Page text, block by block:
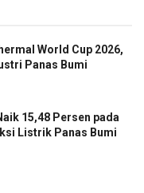
World Cup 2026,
Panas Bumi
15,48 Persen pada
Listrik Panas Bumi